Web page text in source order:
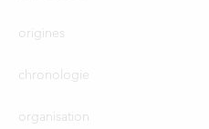
origines
chronologie
organisation